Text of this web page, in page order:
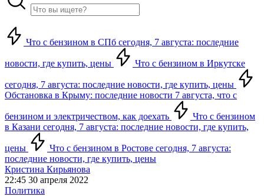
Что с бензином в СПб сегодня, 7 августа: последние
новости, где купить, цены Что с бензином в Иркутске
сегодня, 7 августа: последние новости, где купить, цены
Обстановка в Крыму: последние новости 7 августа, что с
бензином и электричеством, как доехать
Что с бензином
в Казани сегодня, 7 августа: последние новости, где купить,
цены
Что с бензином в Ростове сегодня, 7 августа:
последние новости, где купить, цены
Кристина Кирьянова
22:45 30 апреля 2022
Политика